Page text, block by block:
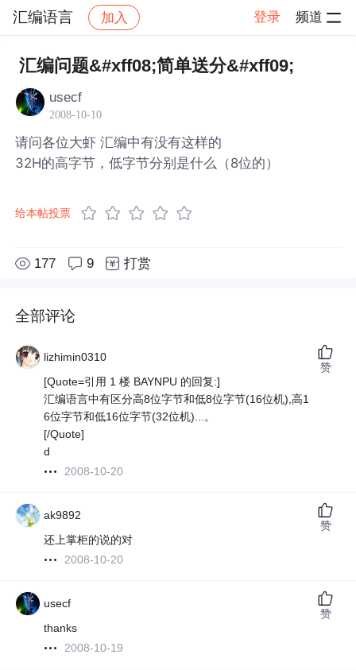
汇编语言 加入 登录 频道
社区 汇编语言 帖子详情
汇编问题&#xff08;简单送分&#xff09;
usecf
2008-10-10
请问各位大虾 汇编中有没有这样的
32H的高字节，低字节分别是什么（8位的）
给本帖投票
177 9 打赏
全部评论
lizhimin0310
[Quote=引用 1 楼 BAYNPU 的回复:]
汇编语言中有区分高8位字节和低8位字节(16位机),高1
6位字节和低16位字节(32位机)...。
[/Quote]
d
2008-10-20
赞
ak9892
还上掌柜的说的对
2008-10-20
赞
usecf
thanks
2008-10-19
赞